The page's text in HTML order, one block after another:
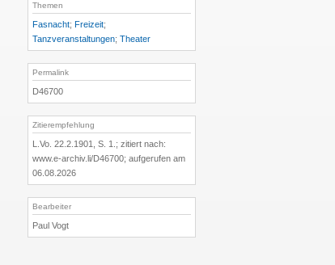
Themen
Fasnacht; Freizeit;
Tanzveranstaltungen; Theater
Permalink
D46700
Zitierempfehlung
L.Vo. 22.2.1901, S. 1.; zitiert nach:
www.e-archiv.li/D46700; aufgerufen am
06.08.2026
Bearbeiter
Paul Vogt